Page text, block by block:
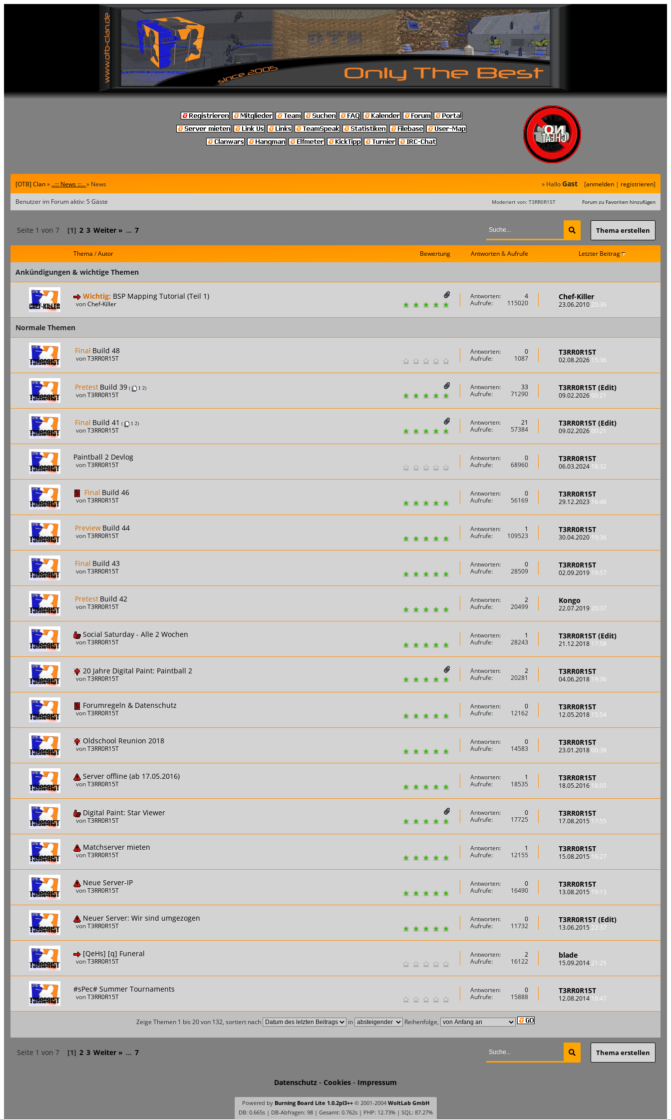
[OTB] Clan» ..::: News :::..» News » HalloGast [anmelden| registrieren]
Benutzer im Forum aktiv: 5 Gäste Moderiert von: T3RR0R15T Forum zu Favoriten hinzufügen
Seite 1 von 7 [1] 2 3 Weiter » ... 7 Thema erstellen
Thema /Autor Bewertung Antworten&Aufrufe Letzter Beitrag
Ankündigungen & wichtige Themen
Wichtig: BSP Mapping Tutorial (Teil 1)
vonChef-Killer
Antworten:
4
Aufrufe:
115020
Chef-Killer
23.06.2010 20:36
Normale Themen
Final Build 48
vonT3RR0R15T
Antworten:
0
Aufrufe:
1087
T3RR0R15T
02.08.2026 15:36
Pretest Build 39 ( 1 2)
vonT3RR0R15T
Antworten:
33
Aufrufe:
71290
T3RR0R15T (Edit)
09.02.2026 00:21
Final Build 41 ( 1 2)
vonT3RR0R15T
Antworten:
21
Aufrufe:
57384
T3RR0R15T (Edit)
09.02.2026 00:21
Paintball 2 Devlog
vonT3RR0R15T
Antworten:
0
Aufrufe:
68960
T3RR0R15T
06.03.2024 18:32
Final Build 46
vonT3RR0R15T
Antworten:
0
Aufrufe:
56169
T3RR0R15T
29.12.2023 16:46
Preview Build 44
vonT3RR0R15T
Antworten:
1
Aufrufe:
109523
T3RR0R15T
30.04.2020 19:36
Final Build 43
vonT3RR0R15T
Antworten:
0
Aufrufe:
28509
T3RR0R15T
02.09.2019 19:57
Pretest Build 42
vonT3RR0R15T
Antworten:
2
Aufrufe:
20499
Kongo
22.07.2019 20:37
Social Saturday - Alle 2 Wochen
vonT3RR0R15T
Antworten:
1
Aufrufe:
28243
T3RR0R15T (Edit)
21.12.2018 17:58
20 Jahre Digital Paint: Paintball 2
vonT3RR0R15T
Antworten:
2
Aufrufe:
20281
T3RR0R15T
04.06.2018 19:36
Forumregeln & Datenschutz
vonT3RR0R15T
Antworten:
0
Aufrufe:
12162
T3RR0R15T
12.05.2018 15:54
Oldschool Reunion 2018
vonT3RR0R15T
Antworten:
0
Aufrufe:
14583
T3RR0R15T
23.01.2018 00:38
Server offline (ab 17.05.2016)
vonT3RR0R15T
Antworten:
1
Aufrufe:
18535
T3RR0R15T
18.05.2016 18:05
Digital Paint: Star Viewer
vonT3RR0R15T
Antworten:
0
Aufrufe:
17725
T3RR0R15T
17.08.2015 17:55
Matchserver mieten
vonT3RR0R15T
Antworten:
1
Aufrufe:
12155
T3RR0R15T
15.08.2015 16:27
Neue Server-IP
vonT3RR0R15T
Antworten:
0
Aufrufe:
16490
T3RR0R15T
13.08.2015 19:13
Neuer Server: Wir sind umgezogen
vonT3RR0R15T
Antworten:
0
Aufrufe:
11732
T3RR0R15T (Edit)
13.06.2015 22:37
[QeHs] [q] Funeral
vonT3RR0R15T
Antworten:
2
Aufrufe:
16122
blade
15.09.2014 21:25
#sPec# Summer Tournaments
vonT3RR0R15T
Antworten:
0
Aufrufe:
15888
T3RR0R15T
12.08.2014 18:47
Zeige Themen 1 bis 20 von 132, sortiert nach in Reihenfolge,
Seite 1 von 7 [1] 2 3 Weiter » ... 7 Thema erstellen
Datenschutz - Cookies - Impressum
Powered by Burning Board Lite 1.0.2pl3++© 2001-2004 WoltLab GmbH
DB: 0.665s | DB-Abfragen: 98 | Gesamt: 0.762s | PHP: 12.73% | SQL: 87.27%